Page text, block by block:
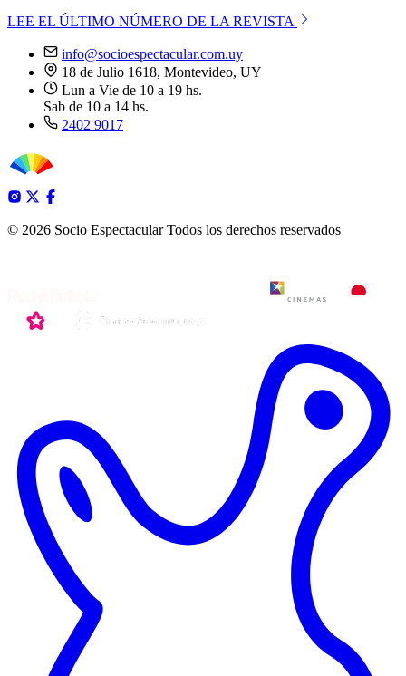
LEE EL ÚLTIMO NÚMERO DE LA REVISTA
info@socioespectacular.com.uy
18 de Julio 1618, Montevideo, UY
Lun a Vie de 10 a 19 hs.
Sab de 10 a 14 hs.
2402 9017
© 2026 Socio Espectacular Todos los derechos reservados